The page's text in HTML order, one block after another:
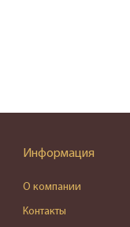
Информация
О компании
Контакты